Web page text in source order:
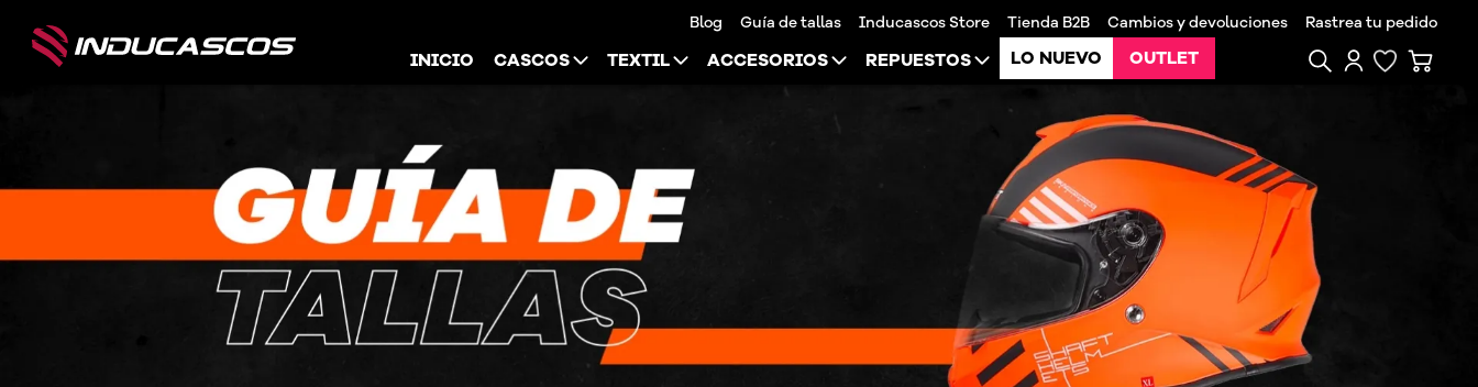
Blog Guía de tallas Inducascos Store Tienda B2B Cambios y devoluciones Rastrea tu pedido
INICIO CASCOS TEXTIL ACCESORIOS REPUESTOS LO NUEVO OUTLET